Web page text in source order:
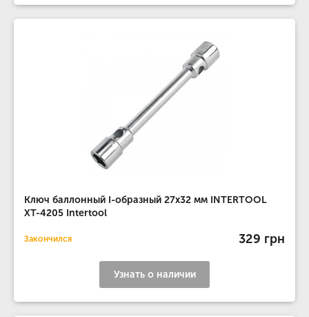
Ключ баллонный I-образный 27х32 мм INTERTOOL
XT-4205 Intertool
Закончился 329 грн
Узнать о наличии